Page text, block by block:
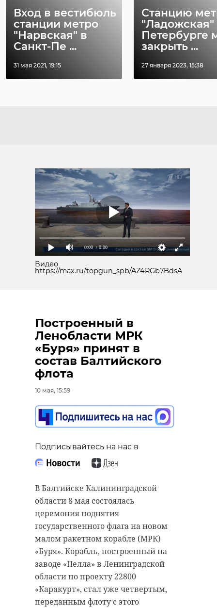
Вход в вестибюль
станции метро
"Нарвская" в
Санкт-Пе ...
31 мая 2021, 19:15
Станцию
"Ладожская"
Петербурге
закрыть ...
27 января 2023, 15:38
0:00 / 0:00
Видео
https://max.ru/topgun_spb/AZ4RGb7BdsA
Построенный в
Ленобласти МРК
«Буря» принят в
состав Балтийского
флота
10 мая, 15:59
Подписывайтесь на нас в
В Балтийске Калининградской
области 8 мая состоялась
церемония поднятия
государственного флага на новом
малом ракетном корабле (МРК)
«Буря». Корабль, построенный на
заводе «Пелла» в Ленинградской
области по проекту 22800
«Каракурт», стал уже четвертым,
переданным флоту с этого